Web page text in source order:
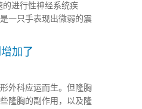
的进行性神经系统疾
一只手表现出微弱的震
大常见神经退行性疾
加了
外科应运而生。但隆胸
隆胸的副作用，以及隆